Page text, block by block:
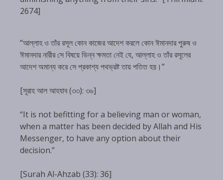
2674]
“আল্লাহ ও তাঁর রসূল কোন কাজের আদেশ করলে কোন ঈমানদার পুরুষ ও
ঈমানদার নারীর সে বিষয়ে ভিন্ন ক্ষমতা নেই যে, আল্লাহ ও তাঁর রসূলের
আদেশ অমান্য করে সে প্রকাশ্য পথভ্রষ্ট তায় পতিত হয়।”
[সূরাহ আল আহযাব (৩৩): ৩৬]
“It is not befitting for a believing man or woman,
when a matter has been decided by Allah and His
Messenger, to have any option about their
decision.”
[Surah Al-Ahzab (33): 36]